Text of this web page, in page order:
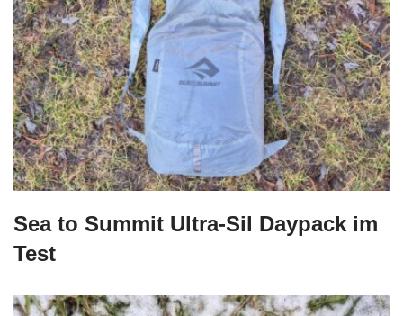
Sea to Summit Ultra-Sil Daypack im
Test